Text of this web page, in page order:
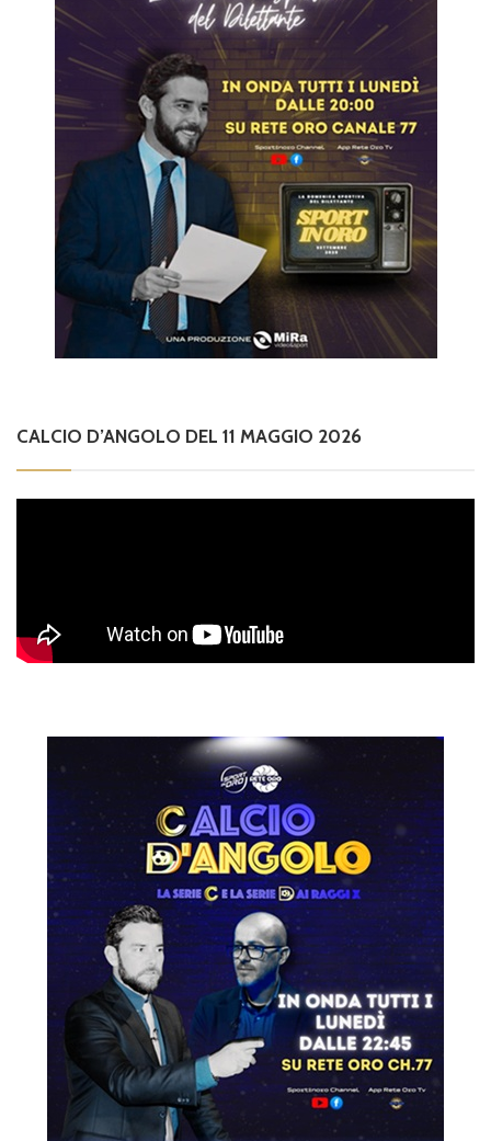
CALCIO D’ANGOLO DEL 11 MAGGIO 2026